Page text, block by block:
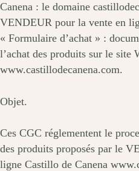
Canena : le domaine
VENDEUR pour la vente en
« Formulaire d’achat » :
l’achat des produits sur le site
www.castillodecanena.com.
Objet.
Ces CGC réglementent le
des produits proposés par le
ligne Castillo de Canena